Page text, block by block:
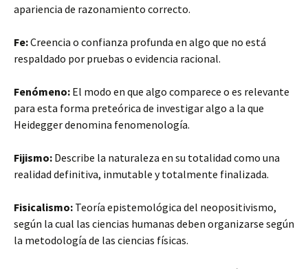
apariencia de razonamiento correcto.
Fe:Creencia o confianza profunda en algo que no está
respaldado por pruebas o evidencia racional.
Fenómeno: El modo en que algo comparece o es relevante
para esta forma preteórica de investigar algo a la que
Heidegger denomina fenomenología.
Fijismo: Describe la naturaleza en su totalidad como una
realidad definitiva, inmutable y totalmente finalizada.
Fisicalismo: Teoría epistemológica del neopositivismo,
según la cual las ciencias humanas deben organizarse según
la metodología de las ciencias físicas.